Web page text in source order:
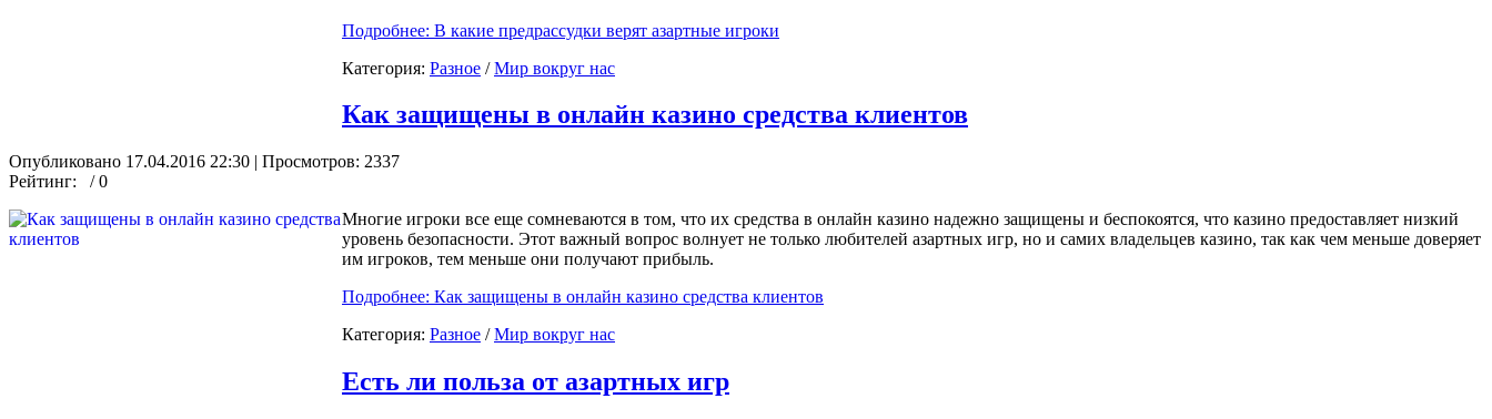
Подробнее: В какие предрассудки верят азартные игроки
Категория: Разное /Мир вокруг нас
Как защищены в онлайн казино средства клиентов
Опубликовано 17.04.2016 22:30 | Просмотров: 2337
Рейтинг:
/ 0
Многие игроки все еще сомневаются в том, что их средства в онлайн казино надежно защищены и беспокоятся, что казино предоставляет низкий
уровень безопасности. Этот важный вопрос волнует не только любителей азартных игр, но и самих владельцев казино, так как чем меньше доверяет
им игроков, тем меньше они получают прибыль.
Подробнее: Как защищены в онлайн казино средства клиентов
Категория: Разное /Мир вокруг нас
Есть ли польза от азартных игр